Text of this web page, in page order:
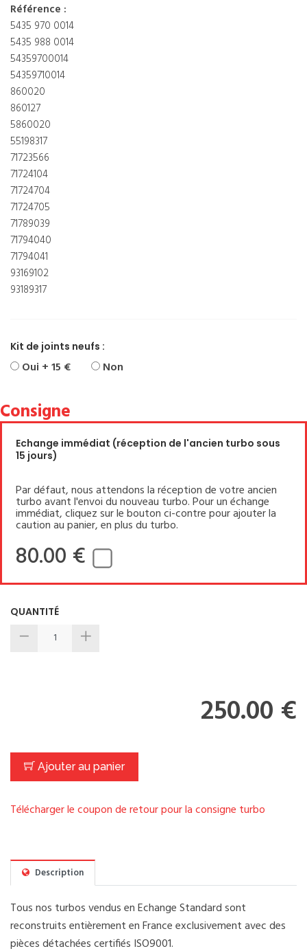
Référence :
5435 970 0014
5435 988 0014
54359700014
54359710014
860020
860127
5860020
55198317
71723566
71724104
71724704
71724705
71789039
71794040
71794041
93169102
93189317
Kit de joints neufs :
Oui + 15 € Non
Consigne
Echange immédiat (réception de l'ancien turbo sous
15 jours)
Par défaut, nous attendons la réception de votre ancien
turbo avant l'envoi du nouveau turbo. Pour un échange
immédiat, cliquez sur le bouton ci-contre pour ajouter la
caution au panier, en plus du turbo.
80.00 €
QUANTITÉ
250.00 €
Ajouter au panier
Télécharger le coupon de retour pour la consigne turbo
Description
Tous nos turbos vendus en Echange Standard sont
reconstruits entièrement en France exclusivement avec des
pièces détachées certifiés ISO9001.